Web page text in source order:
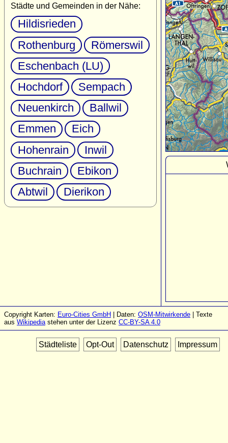
Städte und Gemeinden in der Nähe:
Hildisrieden
Rothenburg
Römerswil
Eschenbach (LU)
Hochdorf
Sempach
Neuenkirch
Ballwil
Emmen
Eich
Hohenrain
Inwil
Buchrain
Ebikon
Abtwil
Dierikon
Copyright Karten: Euro-Cities GmbH | Daten: OSM-Mitwirkende | Texte
aus Wikipediastehen unter der Lizenz CC-BY-SA 4.0
Städteliste Opt-Out Datenschutz Impressum